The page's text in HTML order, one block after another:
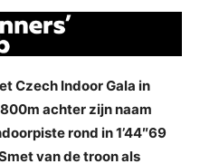
Czech Indoor Gala in
achter zijn naam
rond in 1’44″69
van de troon als